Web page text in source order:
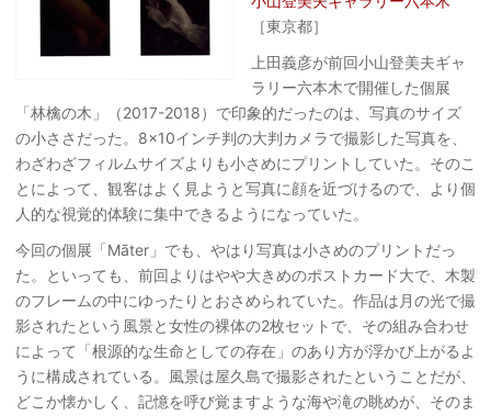
［東京都］
上田義彦が前回小山登美夫ギャ
ラリー六本木で開催した個展
「林檎の木」（2017-2018）で印象的だったのは、写真のサイズ
の小ささだった。8×10インチ判の大判カメラで撮影した写真を、
わざわざフィルムサイズよりも小さめにプリントしていた。そのこ
とによって、観客はよく見ようと写真に顔を近づけるので、より個
人的な視覚的体験に集中できるようになっていた。
今回の個展「Māter」でも、やはり写真は小さめのプリントだっ
た。といっても、前回よりはやや大きめのポストカード大で、木製
のフレームの中にゆったりとおさめられていた。作品は月の光で撮
影されたという風景と女性の裸体の2枚セットで、その組み合わせ
によって「根源的な生命としての存在」のあり方が浮かび上がるよ
うに構成されている。風景は屋久島で撮影されたということだが、
どこか懐かしく、記憶を呼び覚ますような海や滝の眺めが、そのま